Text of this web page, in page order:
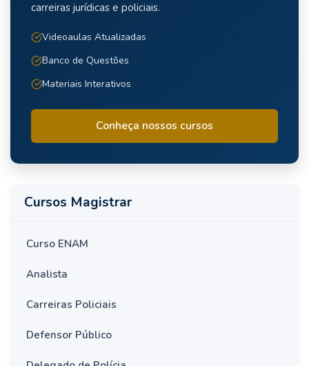
carreiras jurídicas e policiais.
Videoaulas Atualizadas
Banco de Questões
Materiais Interativos
Conheça nossos cursos
Cursos Magistrar
Curso ENAM
Analista
Carreiras Policiais
Defensor Público